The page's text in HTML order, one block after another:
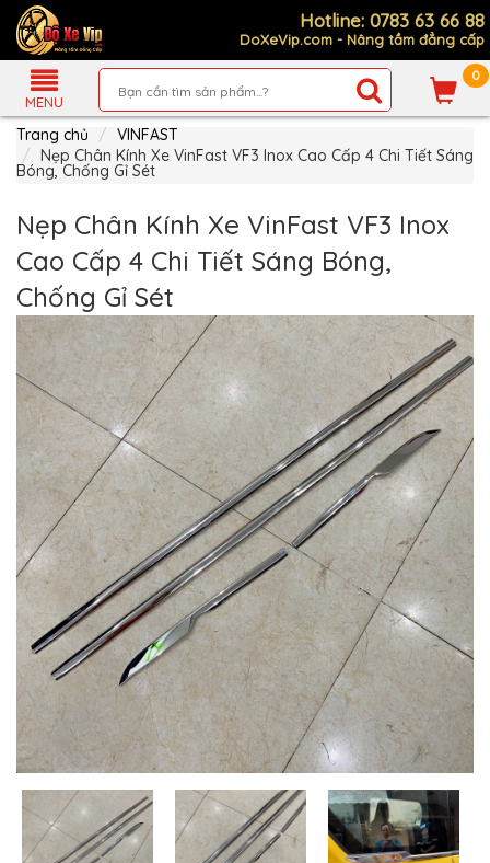
Hotline: 0783 63 66 88
DoXeVip.com - Nâng tầm đẳng cấp
MENU
0
Giới
Thiệu
Sản
Phẩm
Mua
Hàng
Chính
Sách
Thanh
Toán
Tin
Xe
Mới
Liên
hệ
MUA
NHIỀU
NHẤT
KIA
TOYOTA
HONDA
MAZDA
SUBARU
CHEVROLET
NISSAN
VOLKSWAGEN
Trang chủ
VINFAST
Nẹp Chân Kính Xe VinFast VF3 Inox Cao Cấp 4 Chi Tiết Sáng
Bóng, Chống Gỉ Sét
Nẹp Chân Kính Xe VinFast VF3 Inox
Cao Cấp 4 Chi Tiết Sáng Bóng,
Chống Gỉ Sét